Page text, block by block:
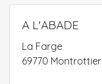
A L'ABADE
La Farge
69770 Montrottier